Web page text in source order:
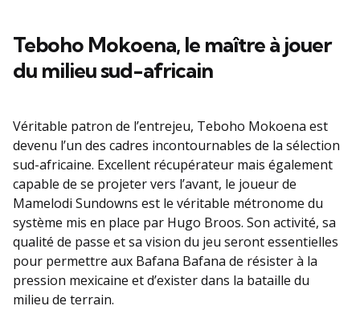
Teboho Mokoena, le maître à jouer
du milieu sud-africain
Véritable patron de l’entrejeu, Teboho Mokoena est
devenu l’un des cadres incontournables de la sélection
sud-africaine. Excellent récupérateur mais également
capable de se projeter vers l’avant, le joueur de
Mamelodi Sundowns est le véritable métronome du
système mis en place par Hugo Broos. Son activité, sa
qualité de passe et sa vision du jeu seront essentielles
pour permettre aux Bafana Bafana de résister à la
pression mexicaine et d’exister dans la bataille du
milieu de terrain.